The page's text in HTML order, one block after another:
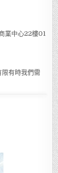
業中心22樓01
有時我們需